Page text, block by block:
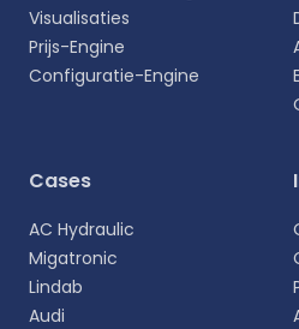
Selecteer uw taal
persoonlijke ervaring.
Visualisaties
Prijs-Engine
Configuratie-Engine
Cases
AC Hydraulic
Migatronic
Lindab
Audi